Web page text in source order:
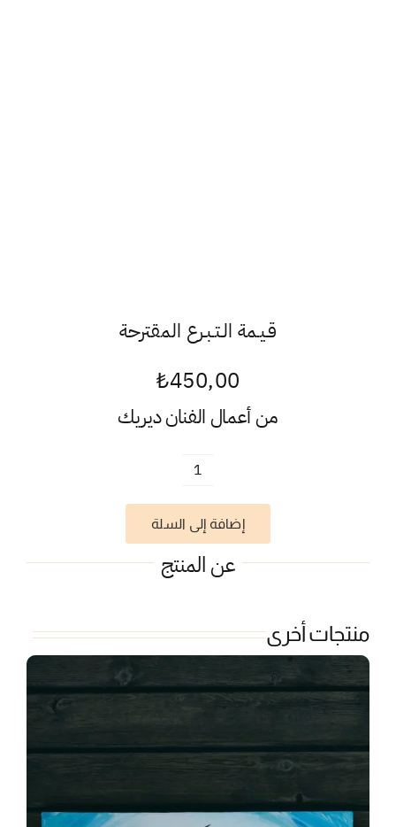
قـيـمة الـتـبـرع المقترحة
₺450,00
من أعمال الفنانديريك
كمية
تابات
إضافة إلى السلة
عن المنتج
منتجات أخرى